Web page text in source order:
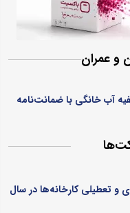
و عمران
آب خانگی با ضمانت‌نامه
و تعطیلی کارخانه‌ها در سال